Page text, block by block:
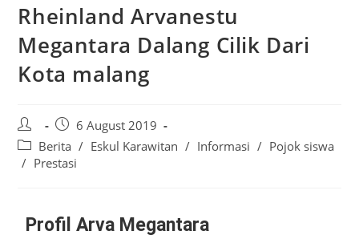
Rheinland Arvanestu
Megantara Dalang Cilik Dari
Kota malang
6 August 2019
Berita / Eskul Karawitan / Informasi / Pojok siswa
/ Prestasi
Profil Arva Megantara